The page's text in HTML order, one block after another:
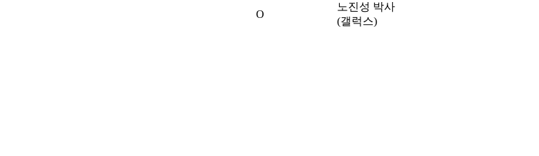
O
노진성 박사
(갤럭스)